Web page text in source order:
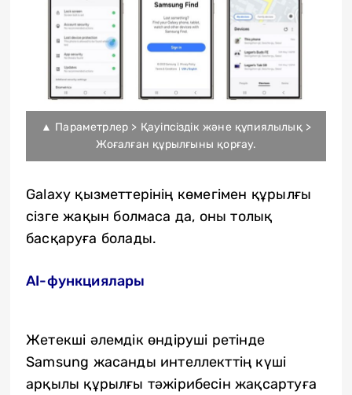
▲ Параметрлер > Қауіпсіздік және құпиялылық >
Жоғалған құрылғыны қорғау.
Galaxy қызметтерінің көмегімен құрылғы
сізге жақын болмаса да, оны толық
басқаруға болады.
AI-функциялары
Жетекші әлемдік өндіруші ретінде
Samsung жасанды интеллекттің күші
арқылы құрылғы тәжірибесін жақсартуға